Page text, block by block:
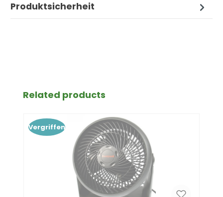
Produktsicherheit
Produktgalerie überspringen
Related products
Vergriffen